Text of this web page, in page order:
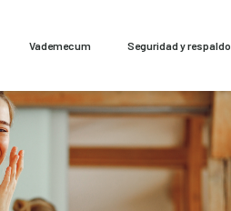
Vademecum Seguridad y respaldo